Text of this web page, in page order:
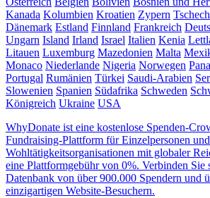
Kanada Kolumbien Kroatien Zypern
Dänemark Estland Finnland Frankreich
Ungarn Island Irland Israel Italien Kenia
Litauen Luxemburg Mazedonien Malta
Monaco Niederlande Nigeria Norwegen
Portugal Rumänien Türkei Saudi-Arabien
Slowenien Spanien Südafrika Schweden
Königreich Ukraine USA
WhyDonate ist eine kostenlose Spenden-
Fundraising-Plattform für Einzelpersonen und
Wohltätigkeitsorganisationen mit globaler
eine Plattformgebühr von 0%. Verbinden Sie
Datenbank von über 900.000 Spendern und
einzigartigen Website-Besuchern.